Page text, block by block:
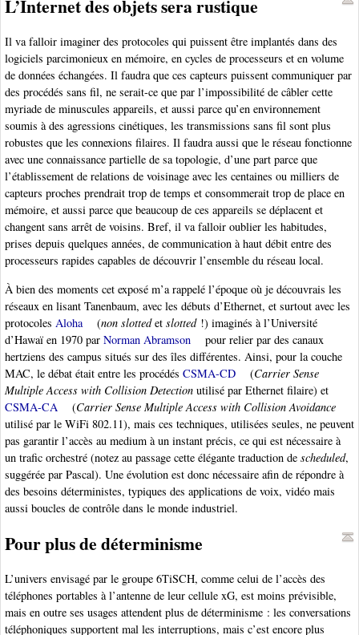
L’Internet des objets sera rustique
Il va falloir imaginer des protocoles qui puissent être implantés dans des
logiciels parcimonieux en mémoire, en cycles de processeurs et en volume
de données échangées. Il faudra que ces capteurs puissent communiquer par
des procédés sans fil, ne serait-ce que par l’impossibilité de câbler cette
myriade de minuscules appareils, et aussi parce qu’en environnement
soumis à des agressions cinétiques, les transmissions sans fil sont plus
robustes que les connexions filaires. Il faudra aussi que le réseau fonctionne
avec une connaissance partielle de sa topologie, d’une part parce que
l’établissement de relations de voisinage avec les centaines ou milliers de
capteurs proches prendrait trop de temps et consommerait trop de place en
mémoire, et aussi parce que beaucoup de ces appareils se déplacent et
changent sans arrêt de voisins. Bref, il va falloir oublier les habitudes,
prises depuis quelques années, de communication à haut débit entre des
processeurs rapides capables de découvrir l’ensemble du réseau local.
À bien des moments cet exposé m’a rappelé l’époque où je découvrais les
réseaux en lisant Tanenbaum, avec les débuts d’Ethernet, et surtout avec les
protocoles Aloha (non slottedet slotted!) imaginés à l’Université
d’Hawaï en 1970 par Norman Abramson
pour relier par des canaux
hertziens des campus situés sur des îles différentes. Ainsi, pour la couche
MAC, le débat était entre les procédés CSMA-CD (Carrier Sense
Multiple Access with Collision Detection utilisé par Ethernet filaire) et
CSMA-CA
(Carrier Sense Multiple Access with Collision Avoidance
utilisé par le WiFi 802.11), mais ces techniques, utilisées seules, ne peuvent
pas garantir l’accès au medium à un instant précis, ce qui est nécessaire à
un trafic orchestré (notez au passage cette élégante traduction de scheduled,
suggérée par Pascal). Une évolution est donc nécessaire afin de répondre à
des besoins déterministes, typiques des applications de voix, vidéo mais
aussi boucles de contrôle dans le monde industriel.
Pour plus de déterminisme
L’univers envisagé par le groupe 6TiSCH, comme celui de l’accès des
téléphones portables à l’antenne de leur cellule xG, est moins prévisible,
mais en outre ses usages attendent plus de déterminisme : les conversations
téléphoniques supportent mal les interruptions, mais c’est encore plus